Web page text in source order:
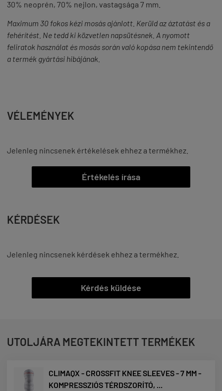
30% neoprén, 70% nejlon, vastagsága 7 mm.
Maximum 30 fokos kézi mosás ajánlott. Kerüld az áztatást és a
fehérítést. Ne tedd ki közvetlen napsütésnek. A nyomott
feliratok használat és mosás során való kopása nem tekintendő
a termék gyártási hibájának.
VÉLEMÉNYEK
Jelenleg nincsenek értékelések ehhez a termékhez.
Értékelés írása
KÉRDÉSEK
Jelenleg nincsenek kérdések ehhez a termékhez.
Kérdés küldése
UTOLJÁRA MEGTEKINTETT TERMÉKEK
CLIMAQX - CROSSFIT KNEE SLEEVES - 7 MM -
KOMPRESSZIÓS TÉRDSZORÍTÓ, ...